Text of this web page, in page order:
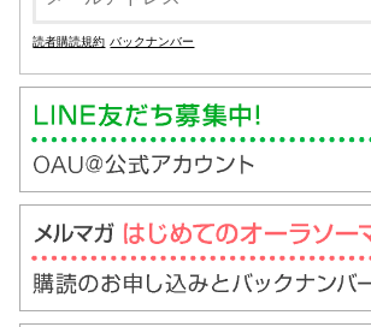
読者購読規約 バックナンバー